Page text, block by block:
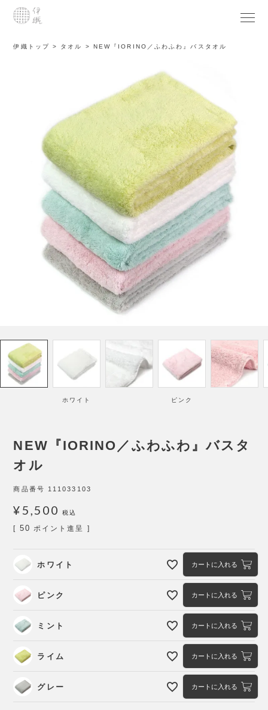
伊織トップ タオル NEW『IORINO／ふわふわ』バスタオル
ホワイト ピンク
NEW『IORINO／ふわふわ』バスタ
オル
商品番号 111033103
¥ 5,500 税込
[ 50 ポイント進呈 ]
ホワイト カートに入れる
ピンク カートに入れる
ミント カートに入れる
ライム カートに入れる
グレー カートに入れる